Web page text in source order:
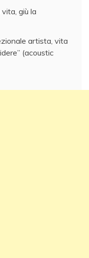
giù la
artista, vita
(acoustic